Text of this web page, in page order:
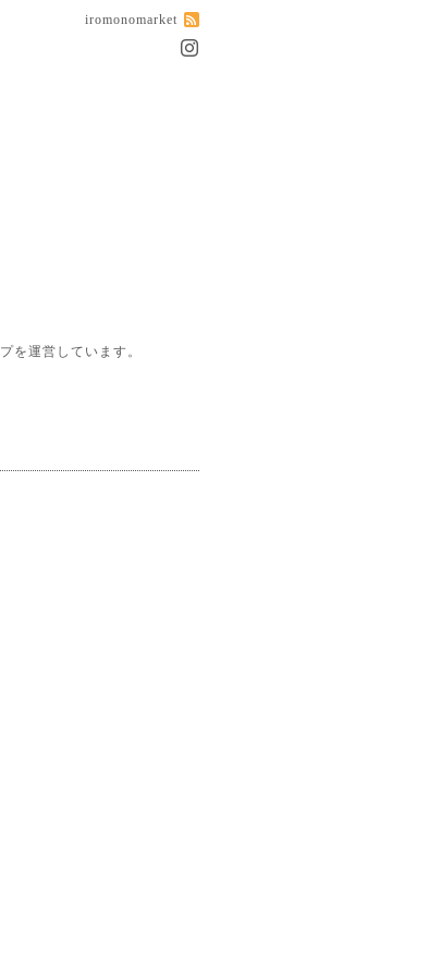
iromonomarket
を運営しています。